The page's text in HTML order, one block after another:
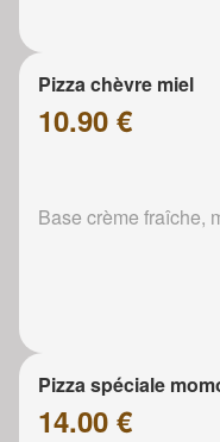
Pizza chèvre miel
10.90 €
Base crème fraîche,
Pizza spéciale
14.00 €